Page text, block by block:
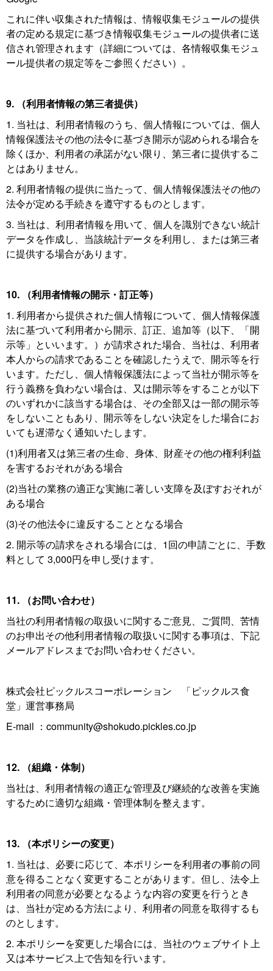
これに伴い収集された情報は、情報収集モジュールの提供
者の定める規定に基づき情報収集モジュールの提供者に送
信され管理されます（詳細については、各情報収集モジュ
ール提供者の規定等をご参照ください）。
9. （利用者情報の第三者提供）
1. 当社は、利用者情報のうち、個人情報については、個人
情報保護法その他の法令に基づき開示が認められる場合を
除くほか、利用者の承諾がない限り、第三者に提供するこ
とはありません。
2. 利用者情報の提供に当たって、個人情報保護法その他の
法令が定める手続きを遵守するものとします。
3. 当社は、利用者情報を用いて、個人を識別できない統計
データを作成し、当該統計データを利用し、または第三者
に提供する場合があります。
10. （利用者情報の開示・訂正等）
1. 利用者から提供された個人情報について、個人情報保護
法に基づいて利用者から開示、訂正、追加等（以下、「開
示等」といいます。）が請求された場合、当社は、利用者
本人からの請求であることを確認したうえで、開示等を行
います。ただし、個人情報保護法によって当社が開示等を
行う義務を負わない場合は、又は開示等をすることが以下
のいずれかに該当する場合は、その全部又は一部の開示等
をしないこともあり、開示等をしない決定をした場合にお
いても遅滞なく通知いたします。
(1)利用者又は第三者の生命、身体、財産その他の権利利益
を害するおそれがある場合
(2)当社の業務の適正な実施に著しい支障を及ぼすおそれが
ある場合
(3)その他法令に違反することとなる場合
2. 開示等の請求をされる場合には、1回の申請ごとに、手数
料として 3,000円を申し受けます。
11. （お問い合わせ）
当社の利用者情報の取扱いに関するご意見、ご質問、苦情
のお申出その他利用者情報の取扱いに関する事項は、下記
メールアドレスまでお問い合わせください。
株式会社ピックルスコーポレーション 「ピックルス食
堂」運営事務局
E-mail ：community@shokudo.pickles.co.jp
12. （組織・体制）
当社は、利用者情報の適正な管理及び継続的な改善を実施
するために適切な組織・管理体制を整えます。
13. （本ポリシーの変更）
1. 当社は、必要に応じて、本ポリシーを利用者の事前の同
意を得ることなく変更することがあります。但し、法令上
利用者の同意が必要となるような内容の変更を行うとき
は、当社が定める方法により、利用者の同意を取得するも
のとします。
2. 本ポリシーを変更した場合には、当社のウェブサイト上
又は本サービス上で告知を行います。